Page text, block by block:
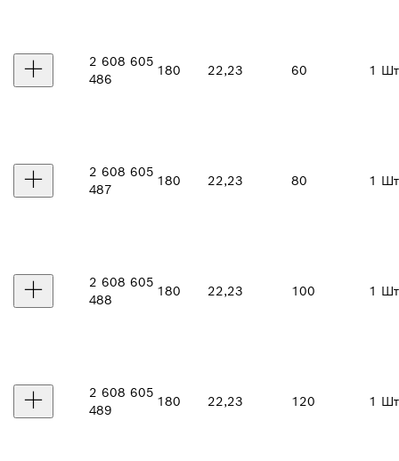
2 608 605
486
180 22,23 60 1
2 608 605
487
180 22,23 80 1
2 608 605
488
180 22,23 100 1
2 608 605
489
180 22,23 120 1